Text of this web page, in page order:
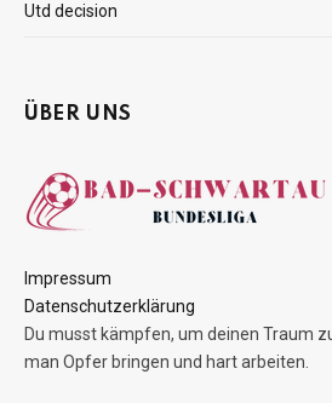
Utd decision
ÜBER UNS
Impressum
Datenschutzerklärung
Du musst kämpfen, um deinen Traum
man Opfer bringen und hart arbeiten.